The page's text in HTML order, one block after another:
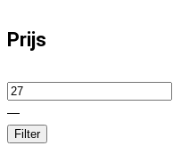
Prijs
—
Filter